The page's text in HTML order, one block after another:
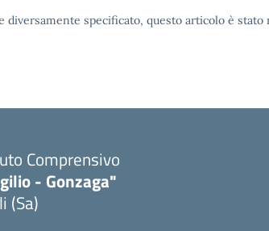
diversamente specificato, questo articolo è
Comprensivo
- Gonzaga"
(Sa)